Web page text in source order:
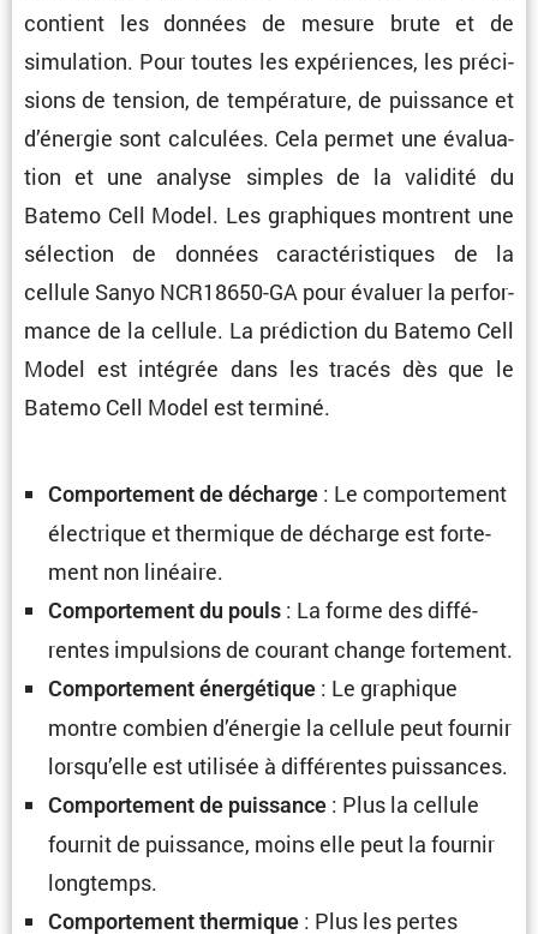
contient les données de mesure brute et de
simula­tion. Pour toutes les expériences, les préci­
sions de tension, de tempé­ra­ture, de puissance et
d’énergie sont calcu­lées. Cela permet une évalua­
tion et une analyse simples de la validité du
Batemo Cell Model. Les graphiques montrent une
sélec­tion de données carac­té­ris­tiques de la
cellule Sanyo NCR18650-GA pour évaluer la perfor­
mance de la cellule. La prédic­tion du Batemo Cell
Model est intégrée dans les tracés dès que le
Batemo Cell Model est terminé.
Compor­te­ment de décharge : Le compor­te­ment
électrique et thermique de décharge est forte­
ment non linéaire.
Compor­te­ment du pouls : La forme des diffé­
rentes impul­sions de courant change fortement.
Compor­te­ment énergé­tique : Le graphique
montre combien d’énergie la cellule peut fournir
lorsqu’elle est utilisée à diffé­rentes puissances.
Compor­te­ment de puissance : Plus la cellule
fournit de puissance, moins elle peut la fournir
longtemps.
Compor­te­ment thermique : Plus les pertes